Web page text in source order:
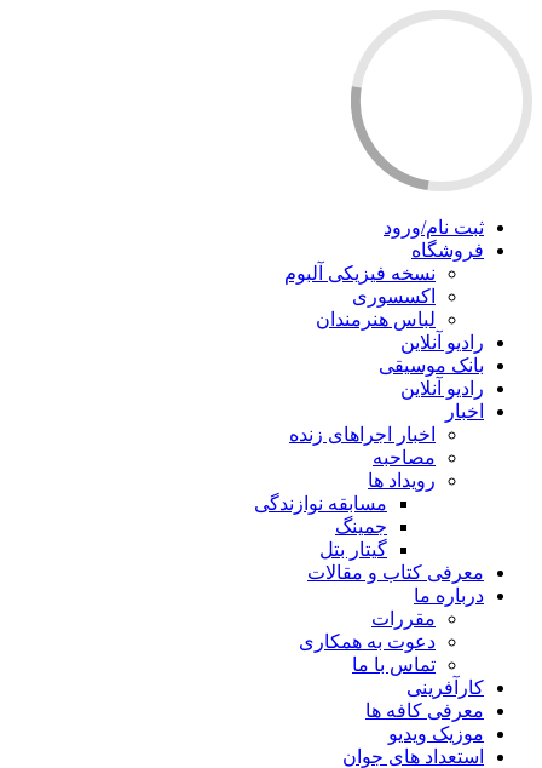
ثبت نام/ورود
فروشگاه
نسخه فیزیکی آلبوم
اکسسوری
لباس هنرمندان
رادیو آنلاین
بانک موسیقی
رادیو آنلاین
اخبار
اخبار اجراهای زنده
مصاحبه
رویداد ها
مسابقه نوازندگی
جمینگ
گیتار بتل
معرفی کتاب و مقالات
درباره ما
مقررات
دعوت به همکاری
تماس با ما
کارآفرینی
معرفی کافه ها
موزیک ویدیو
استعداد های جوان